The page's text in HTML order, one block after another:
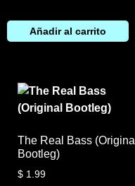
Añadir al carrito
The Real Bass (Original
Bootleg)
$ 1.99